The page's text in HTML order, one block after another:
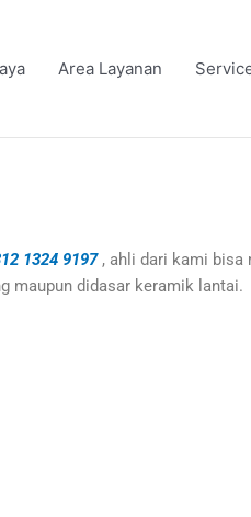
Area Layanan
1324 9197, ahli dari kami bisa
maupun didasar keramik lantai.